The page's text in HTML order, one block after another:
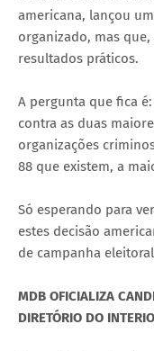
americana, lançou
organizado, mas
resultados práticos.
A pergunta que fica
contra as duas
organizações
88 que existem, a
Só esperando para
estes decisão
de campanha
MDB OFICIALIZA
DIRETÓRIO DO